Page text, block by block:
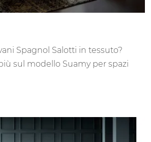
Spagnol Salotti in tessuto?
sul modello Suamy per spazi